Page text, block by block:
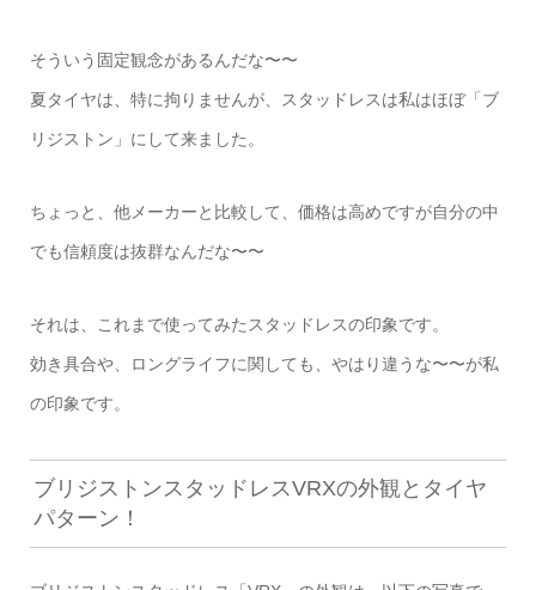
そういう固定観念があるんだな〜〜
夏タイヤは、特に拘りませんが、スタッドレスは私はほぼ「ブ
リジストン」にして来ました。
ちょっと、他メーカーと比較して、価格は高めですが自分の中
でも信頼度は抜群なんだな〜〜
それは、これまで使ってみたスタッドレスの印象です。
効き具合や、ロングライフに関しても、やはり違うな〜〜が私
の印象です。
ブリジストンスタッドレスVRXの外観とタイヤ
パターン！